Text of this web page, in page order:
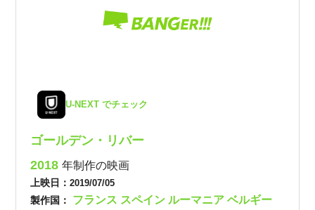
U-NEXT でチェック
ゴールデン・リバー
2018年制作の映画
上映日：2019/07/05
製作国： フランス スペイン ルーマニア ベルギー